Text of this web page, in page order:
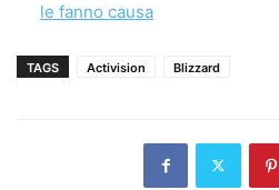
le fanno causa
TAGS Activision Blizzard